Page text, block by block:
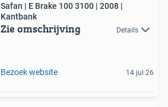
Safan | E Brake 100 3100 | 2008 |
Kantbank
Zie omschrijving Details
Bezoek website 14 jul 26